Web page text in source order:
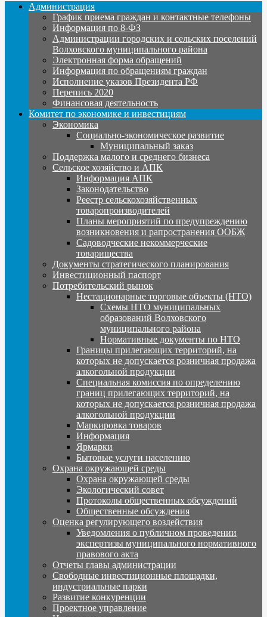
Администрация
График приема граждан и контактные телефоны
Информация по 8-ФЗ
Администрации городских и сельских поселений
Волховского муниципального района
Электронная форма обращений
Информация по обращениям граждан
Исполнение указов Президента РФ
Перепись 2020
Финансовая деятельность
Комитет по экономике и инвестициям
Экономика
Социально-экономическое развитие
Муниципальный заказ
Поддержка малого и среднего бизнеса
Сельское хозяйство и АПК
Информация АПК
Законодательство
Реестр сельскохозяйственных
товаропроизводителей
Планы мероприятий по предупреждению
возникновения и рапространения ООБЖ
Садоводческие некоммерческие
товарищества
Документы стратегического планирования
Инвестиционный паспорт
Потребительский рынок
Нестационарные торговые объекты (НТО)
Схемы НТО муниципальных
образований Волховского
муниципального района
Нормативные документы по НТО
Границы прилегающих территорий, на
которых не допускается розничная продажа
алкогольной продукции
Специальная комиссия по определению
границ прилегающих территорий, на
которых не допускается розничная продажа
алкогольной продукции
Маркировка товаров
Информация
Ярмарки
Бытовые услуги населению
Охрана окружающей среды
Охрана окружающей среды
Экологический совет
Протоколы общественных обсуждений
Общественные обсуждения
Оценка регулирующего воздействия
Уведомления о публичном проведении
экспертизы муниципального нормативного
правового акта
Отчеты главы администрации
Свободные инвестиционные площадки,
индустриальные парки
Развитие конкуренции
Проектное управление